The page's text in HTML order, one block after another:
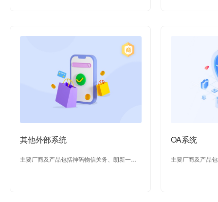
其他外部系统
主要厂商及产品包括神码物信关务、朗新一诺
OA系统
主要厂商及产品